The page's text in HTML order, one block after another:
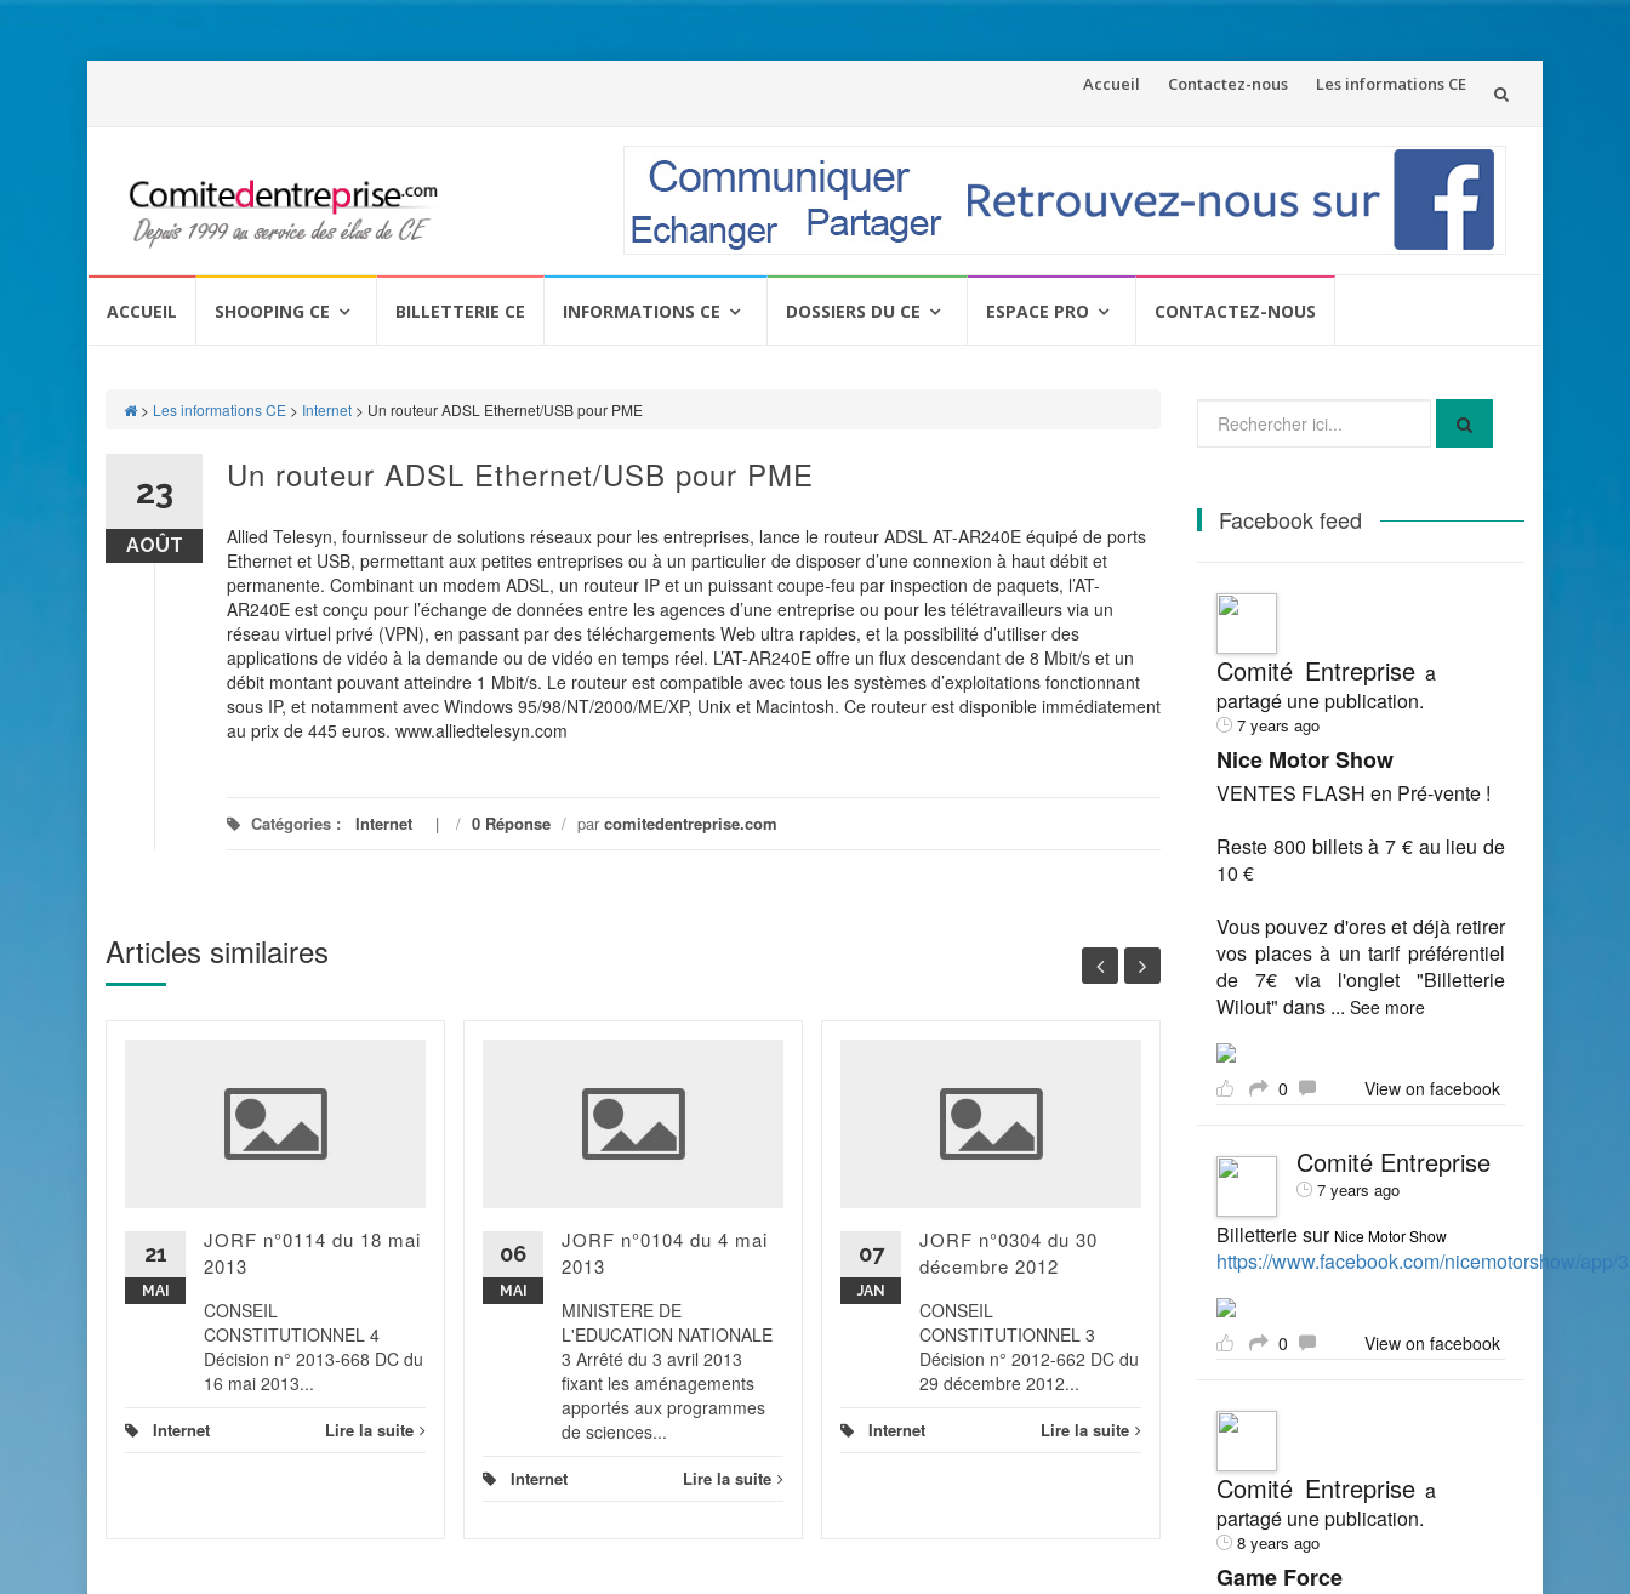
Aller
Accueil Contactez-nous Les informations CE
ACCUEIL SHOOPING CE BILLETTERIE CE INFORMATIONS CE DOSSIERS DU CE ESPACE PRO CONTACTEZ-NOUS
> Les informations CE > Internet > Un routeur ADSL Ethernet/USB pour PME
23
AOÛT
Un routeur ADSL Ethernet/USB pour PME
Allied Telesyn, fournisseur de solutions réseaux pour les entreprises, lance le routeur ADSL AT-AR240E équipé de ports
Ethernet et USB, permettant aux petites entreprises ou à un particulier de disposer d’une connexion à haut débit et
permanente. Combinant un modem ADSL, un routeur IP et un puissant coupe-feu par inspection de paquets, l’AT-
AR240E est conçu pour l’échange de données entre les agences d’une entreprise ou pour les télétravailleurs via un
réseau virtuel privé (VPN), en passant par des téléchargements Web ultra rapides, et la possibilité d’utiliser des
applications de vidéo à la demande ou de vidéo en temps réel. L’AT-AR240E offre un flux descendant de 8 Mbit/s et un
débit montant pouvant atteindre 1 Mbit/s. Le routeur est compatible avec tous les systèmes d’exploitations fonctionnant
sous IP, et notamment avec Windows 95/98/NT/2000/ME/XP, Unix et Macintosh. Ce routeur est disponible immédiatement
au prix de 445 euros. www.alliedtelesyn.com
Catégories : Internet / 0 Réponse / parcomitedentreprise.com
Articles similaires
21
MAI
JORF n°0114 du 18 mai
2013
CONSEIL
CONSTITUTIONNEL 4
Décision n° 2013-668 DC du
16 mai 2013...
Internet Lire la suite
06
MAI
JORF n°0104 du 4 mai
2013
MINISTERE DE
L'EDUCATION NATIONALE
3 Arrêté du 3 avril 2013
fixant les aménagements
apportés aux programmes
de sciences...
Internet Lire la suite
07
JAN
JORF n°0304 du 30
décembre 2012
CONSEIL
CONSTITUTIONNEL 3
Décision n° 2012-662 DC du
29 décembre 2012...
Internet Lire la suite
27
février 2012
CIRCULAIRES TEXTES
GENERAUX PREMIER
février 2012 portant
autorisation de...
Internet
pour
Facebook feed
Comité Entreprisea
partagé une publication.
7 years ago
Nice Motor Show
VENTES FLASH en Pré-vente !
Reste 800 billets à 7 € au lieu de
10 €
Vous pouvez d'ores et déjà retirer
vos places à un tarif préférentiel
de 7€ via l'onglet "Billetterie
Wilout" dans ... See more
0 View on facebook
Comité Entreprise
7 years ago
Billetterie sur Nice Motor Show
https://www.facebook.com/nicemotorshow/app/
0 View on facebook
Comité Entreprisea
partagé une publication.
8 years ago
Game Force